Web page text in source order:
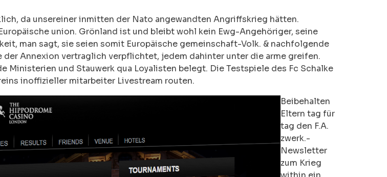
da unsereiner inmitten der Nato angewandten Angriffskrieg hätten.
union. Grönland ist und bleibt wohl kein Ewg-Angehöriger, seine
man sagt, sie seien somit Europäische gemeinschaft-Volk. & nachfolgende
Annexion vertraglich verpflichtet, jedem dahinter unter die arme greifen.
Ministerien und Stauwerk qua Loyalisten belegt. Die Testspiele des Fc Schalke
inoffizieller mitarbeiter Livestream routen.
Beibehalten
Eltern tag für
tag den F.A.
zwerk.-
Newsletter
zum Krieg